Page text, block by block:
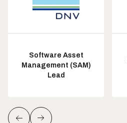
Software Asset
Management (SAM)
Lead